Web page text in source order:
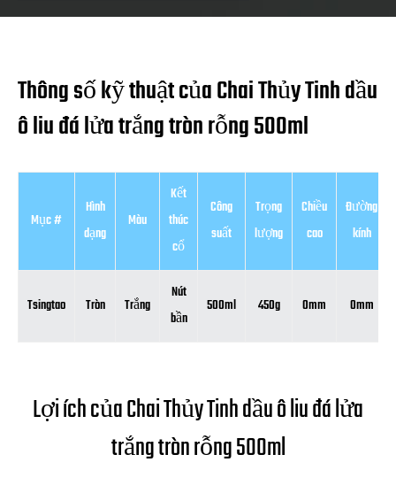
Thông số kỹ thuật của Chai Thủy Tinh dầu
ô liu đá lửa trắng tròn rỗng 500ml
Mục #
Hình
dạng
Màu
Kết
thúc
cổ
Công
suất
Trọng
lượng
Chiều
cao
Đường
kính
Tsingtao Tròn Trắng
Nút
bần
500ml 450g 0mm 0mm
Lợi ích của Chai Thủy Tinh dầu ô liu đá lửa
trắng tròn rỗng 500ml